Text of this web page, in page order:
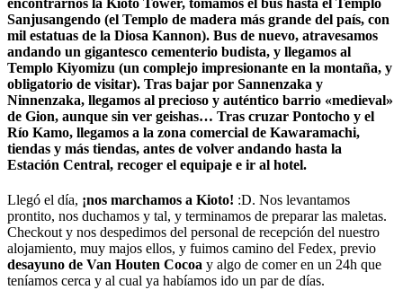
encontrarnos la Kioto Tower, tomamos el bus hasta el Templo
Sanjusangendo (el Templo de madera más grande del país, con
mil estatuas de la Diosa Kannon). Bus de nuevo, atravesamos
andando un gigantesco cementerio budista, y llegamos al
Templo Kiyomizu (un complejo impresionante en la montaña, y
obligatorio de visitar). Tras bajar por Sannenzaka y
Ninnenzaka, llegamos al precioso y auténtico barrio «medieval»
de Gion, aunque sin ver geishas… Tras cruzar Pontocho y el
Río Kamo, llegamos a la zona comercial de Kawaramachi,
tiendas y más tiendas, antes de volver andando hasta la
Estación Central, recoger el equipaje e ir al hotel.
Llegó el día, ¡nos marchamos a Kioto! :D. Nos levantamos
prontito, nos duchamos y tal, y terminamos de preparar las maletas.
Checkout y nos despedimos del personal de recepción del nuestro
alojamiento, muy majos ellos, y fuimos camino del Fedex, previo
desayuno de Van Houten Cocoa y algo de comer en un 24h que
teníamos cerca y al cual ya habíamos ido un par de días.